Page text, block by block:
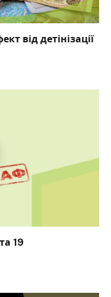
від детінізації
19